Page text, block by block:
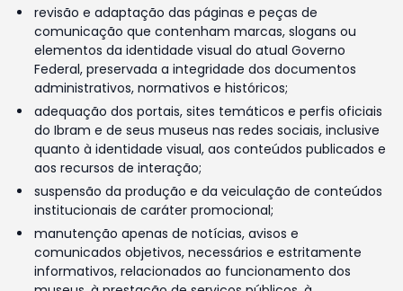
revisão e adaptação das páginas e peças de
comunicação que contenham marcas, slogans ou
elementos da identidade visual do atual Governo
Federal, preservada a integridade dos documentos
administrativos, normativos e históricos;
adequação dos portais, sites temáticos e perfis oficiais
do Ibram e de seus museus nas redes sociais, inclusive
quanto à identidade visual, aos conteúdos publicados e
aos recursos de interação;
suspensão da produção e da veiculação de conteúdos
institucionais de caráter promocional;
manutenção apenas de notícias, avisos e
comunicados objetivos, necessários e estritamente
informativos, relacionados ao funcionamento dos